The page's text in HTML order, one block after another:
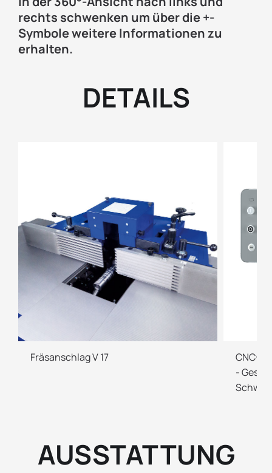
rechts schwenken um über die +-
Symbole weitere Informationen zu
erhalten.
DETAILS
Fräsanschlag V 17
CNC-
-
AUSSTATTUNG